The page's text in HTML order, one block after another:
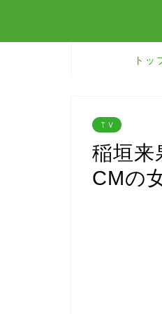
トッ
ＴＶ
稲垣来
CMの